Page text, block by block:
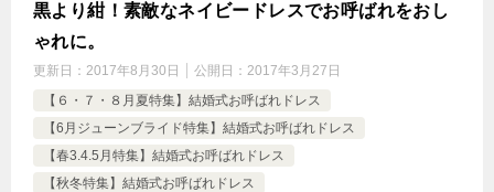
黒より紺！素敵なネイビードレスでお呼ばれをおし
ゃれに。
更新日： 2017年8月30日 公開日： 2017年3月27日
【６・７・８月夏特集】結婚式お呼ばれドレス
【6月ジューンブライド特集】結婚式お呼ばれドレス
【春3.4.5月特集】結婚式お呼ばれドレス
【秋冬特集】結婚式お呼ばれドレス